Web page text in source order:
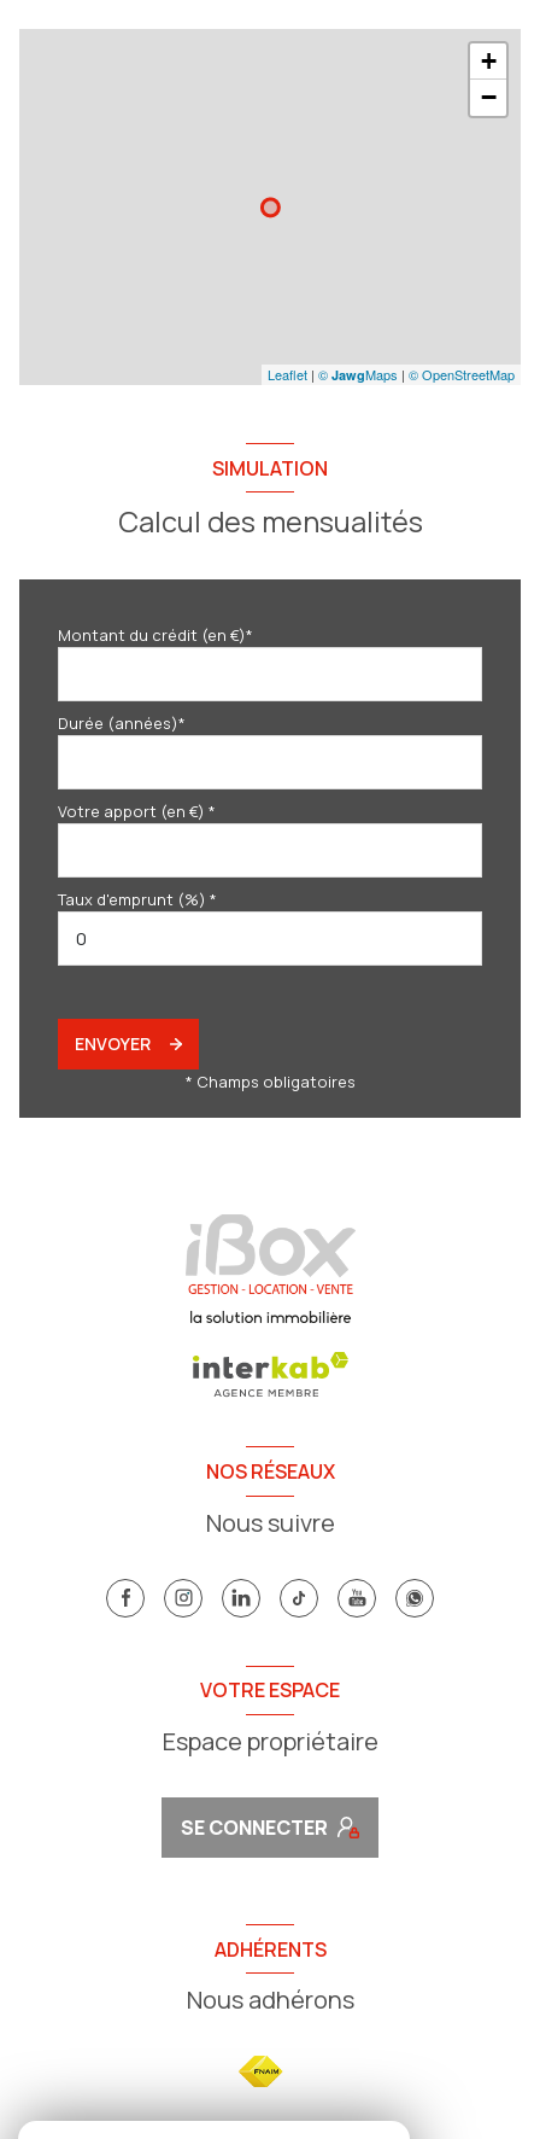
+
−
Leaflet | © JawgMaps | © OpenStreetMap
SIMULATION
Calcul des mensualités
Montant du crédit (en €)*
Durée (années)*
Votre apport (en €) *
Taux d'emprunt (%) *
ENVOYER
* Champs obligatoires
NOS RÉSEAUX
Nous suivre
VOTRE ESPACE
Espace propriétaire
SE CONNECTER
ADHÉRENTS
Nous adhérons